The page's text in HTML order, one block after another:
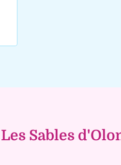
Les Sables